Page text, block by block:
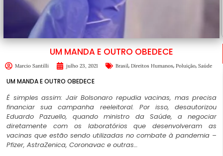
UM MANDA E OUTRO OBEDECE
Marcio Santilli julho 23, 2021 Brasil, Direitos Humanos, Poluição, Saúde
UM MANDA E OUTRO OBEDECE
É simples assim: Jair Bolsonaro repudia vacinas, mas precisa
financiar sua campanha reeleitoral. Por isso, desautorizou
Eduardo Pazuello, quando ministro da Saúde, a negociar
diretamente com os laboratórios que desenvolveram as
vacinas que estão sendo utilizadas no combate à pandemia –
Pfizer, AstraZenica, Coronavac e outras…